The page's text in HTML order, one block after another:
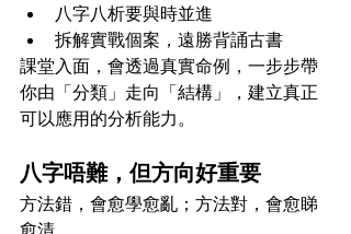
八字八析要與時並進
拆解實戰個案，遠勝背誦古書
課堂入面，會透過真實命例，一步步帶
你由「分類」走向「結構」，建立真正
可以應用的分析能力。
八字唔難，但方向好重要
方法錯，會愈學愈亂；方法對，會愈睇
愈清。